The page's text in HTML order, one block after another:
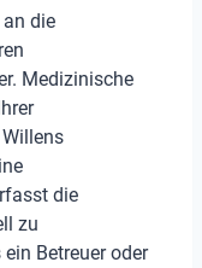
die
Medizinische
die
zu
Betreuer oder